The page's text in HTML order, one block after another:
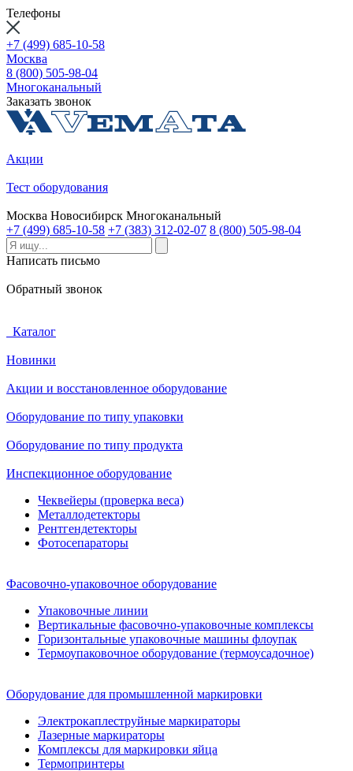
Телефоны
+7 (499) 685-10-58
Москва
8 (800) 505-98-04
Многоканальный
Заказать звонок
Акции
Тест оборудования
Москва Новосибирск Многоканальный
+7 (499) 685-10-58 +7 (383) 312-02-07 8 (800) 505-98-04
Написать письмо
Обратный звонок
Каталог
Новинки
Акции и восстановленное оборудование
Оборудование по типу упаковки
Оборудование по типу продукта
Инспекционное оборудование
Чеквейеры (проверка веса)
Металлодетекторы
Рентгендетекторы
Фотосепараторы
Фасовочно-упаковочное оборудование
Упаковочные линии
Вертикальные фасовочно-упаковочные комплексы
Горизонтальные упаковочные машины флоупак
Термоупаковочное оборудование (термоусадочное)
Оборудование для промышленной маркировки
Электрокаплеструйные маркираторы
Лазерные маркираторы
Комплексы для маркировки яйца
Термопринтеры